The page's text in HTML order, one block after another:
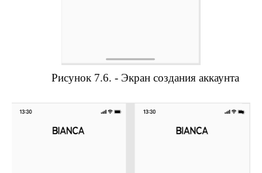
Рисунок 7.6. - Экран создания аккаунта